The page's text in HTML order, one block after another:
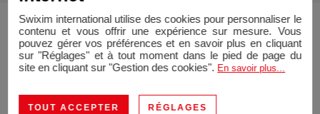
Swixim international utilise des cookies pour personnaliser le
contenu et vous offrir une expérience sur mesure. Vous
pouvez gérer vos préférences et en savoir plus en cliquant
sur "Réglages" et à tout moment dans le pied de page du
site en cliquant sur "Gestion des cookies". En savoir plus...
TOUT ACCEPTER RÉGLAGES